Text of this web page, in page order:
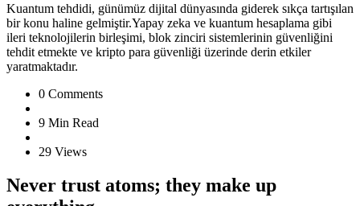
Kuantum tehdidi, günümüz dijital dünyasında giderek sıkça tartışılan
bir konu haline gelmiştir.Yapay zeka ve kuantum hesaplama gibi
ileri teknolojilerin birleşimi, blok zinciri sistemlerinin güvenliğini
tehdit etmekte ve kripto para güvenliği üzerinde derin etkiler
yaratmaktadır.
0 Comments
9 Min Read
29 Views
Never trust atoms; they make up